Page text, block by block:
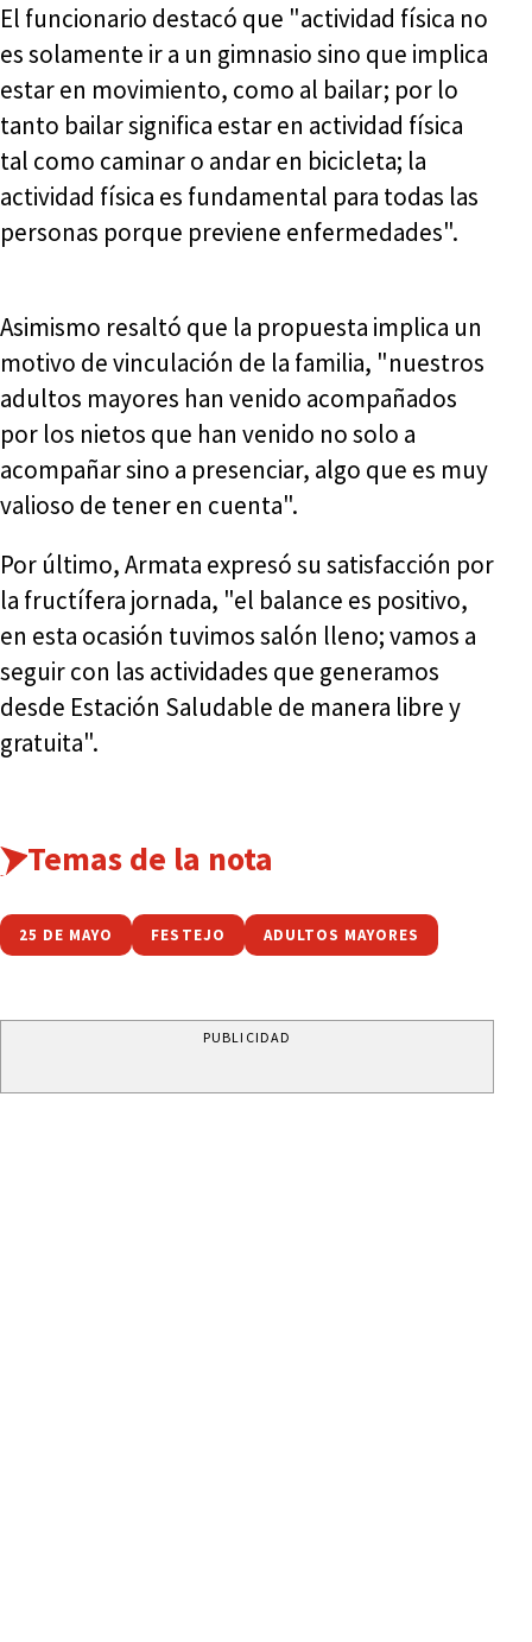
El funcionario destacó que "actividad física no
es solamente ir a un gimnasio sino que implica
estar en movimiento, como al bailar; por lo
tanto bailar significa estar en actividad física
tal como caminar o andar en bicicleta; la
actividad física es fundamental para todas las
personas porque previene enfermedades".
Asimismo resaltó que la propuesta implica un
motivo de vinculación de la familia, "nuestros
adultos mayores han venido acompañados
por los nietos que han venido no solo a
acompañar sino a presenciar, algo que es muy
valioso de tener en cuenta".
Por último, Armata expresó su satisfacción por
la fructífera jornada, "el balance es positivo,
en esta ocasión tuvimos salón lleno; vamos a
seguir con las actividades que generamos
desde Estación Saludable de manera libre y
gratuita".
Temas de la nota
25 DE MAYO FESTEJO ADULTOS MAYORES
PUBLICIDAD